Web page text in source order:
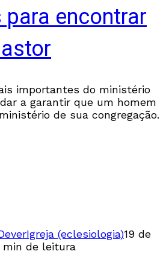
encontrar
importantes do ministério
a garantir que um homem
de sua congregação.
Igreja (eclesiologia)19 de
min de leitura